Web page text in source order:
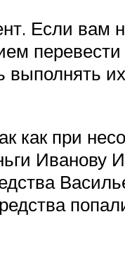
Если вам
как при